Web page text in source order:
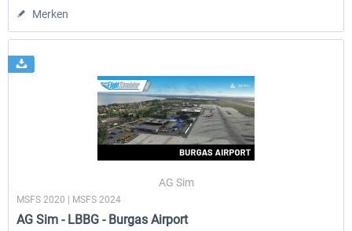
Merken
AG Sim
MSFS 2020 | MSFS 2024
AG Sim - LBBG - Burgas Airport